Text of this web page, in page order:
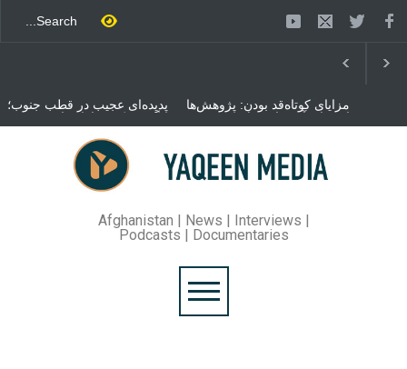
پدیده‌ای عجیب در قطب جنوب؛
پنگوئنی که هزاران بار در روز
می‌خوابد
مزایای کوتاه‌قد بودن: پژوهش‌ها
از فواید آن برای سلامتی
می‌گویند
محمدباقر قالیباف، رئیس
مجلس ایران، با انتقاد تند از
سیاست‌های دونالد ترمپ اعلام
کرد که واشنگتن تلاش دارد با
روند گفتگوها را از مسیر
مذاکره به سمت تسلیم سوق
دهد.
Afghanistan | News | Interviews |
Podcasts | Documentaries